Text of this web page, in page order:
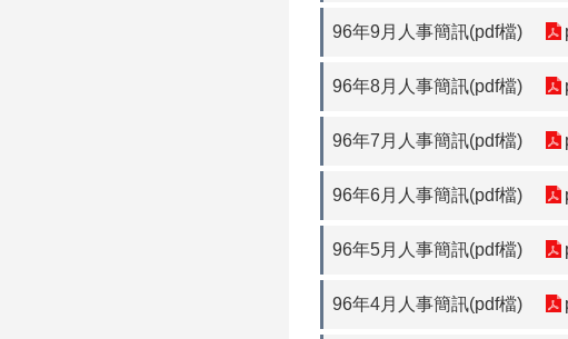
96年9月人事簡訊(pdf檔)
96年8月人事簡訊(pdf檔)
96年7月人事簡訊(pdf檔)
96年6月人事簡訊(pdf檔)
96年5月人事簡訊(pdf檔)
96年4月人事簡訊(pdf檔)